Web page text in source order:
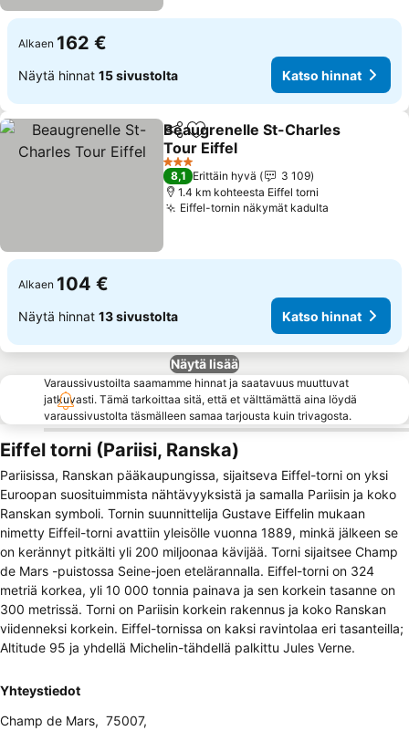
Alkaen 162 €
Näytä hinnat 15 sivustolta Katso hinnat
Jaa Lisää suosikkeihin
Beaugrenelle St-Charles
Tour Eiffel
3 Tähtiluokitus
8,1 Erittäin hyvä
3 109
1.4 km kohteesta Eiffel torni
Eiffel-tornin näkymät kadulta
Alkaen 104 €
Näytä hinnat 13 sivustolta Katso hinnat
Näytä lisää
Varaussivustoilta saamamme hinnat ja saatavuus muuttuvat
jatkuvasti. Tämä tarkoittaa sitä, että et välttämättä aina löydä
varaussivustolta täsmälleen samaa tarjousta kuin trivagosta.
Eiffel torni (Pariisi, Ranska)
Pariisissa, Ranskan pääkaupungissa, sijaitseva Eiffel-torni on yksi
Euroopan suosituimmista nähtävyyksistä ja samalla Pariisin ja koko
Ranskan symboli. Tornin suunnittelija Gustave Eiffelin mukaan
nimetty Eiffeil-torni avattiin yleisölle vuonna 1889, minkä jälkeen se
on kerännyt pitkälti yli 200 miljoonaa kävijää. Torni sijaitsee Champ
de Mars -puistossa Seine-joen etelärannalla. Eiffel-torni on 324
metriä korkea, yli 10 000 tonnia painava ja sen korkein tasanne on
300 metrissä. Torni on Pariisin korkein rakennus ja koko Ranskan
viidenneksi korkein. Eiffel-tornissa on kaksi ravintolaa eri tasanteilla;
Altitude 95 ja yhdellä Michelin-tähdellä palkittu Jules Verne.
Yhteystiedot
Champ de Mars, 75007,